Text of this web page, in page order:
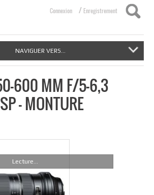
Connexion / Enregistrement
NAVIGUER VERS...
600 MM F/5-6,3
– MONTURE
Lecture...